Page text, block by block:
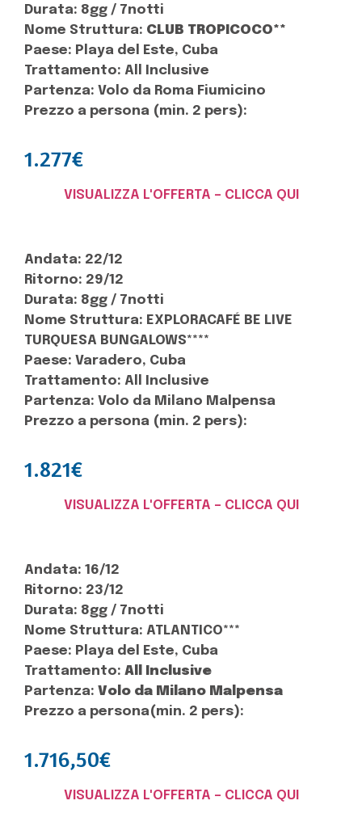
Durata: 8gg / 7notti
Nome Struttura: CLUB TROPICOCO**
Paese: Playa del Este, Cuba
Trattamento: All Inclusive
Partenza: Volo da Roma Fiumicino
Prezzo a persona (min. 2 pers):
1.277€
VISUALIZZA L'OFFERTA – CLICCA QUI
Andata: 22/12
Ritorno: 29/12
Durata: 8gg / 7notti
Nome Struttura: EXPLORACAFÉ BE LIVE
TURQUESA BUNGALOWS****
Paese: Varadero, Cuba
Trattamento: All Inclusive
Partenza: Volo da Milano Malpensa
Prezzo a persona (min. 2 pers):
1.821€
VISUALIZZA L'OFFERTA – CLICCA QUI
Andata: 16/12
Ritorno: 23/12
Durata: 8gg / 7notti
Nome Struttura: ATLANTICO***
Paese: Playa del Este, Cuba
Trattamento: All Inclusive
Partenza: Volo da Milano Malpensa
Prezzo a persona(min. 2 pers):
1.716,50€
VISUALIZZA L'OFFERTA – CLICCA QUI